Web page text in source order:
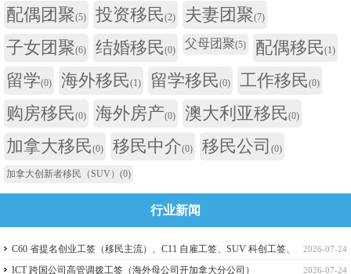
配偶团聚(5) 投资移民(2) 夫妻团聚(7)
子女团聚(6) 结婚移民(0) 父母团聚(5) 配偶移民(1)
留学(0) 海外移民(1) 留学移民(0) 工作移民(0)
购房移民(0) 海外房产(0) 澳大利亚移民(0)
加拿大移民(0) 移民中介(0) 移民公司 (0)
加拿大创新者移民（SUV） (0)
行业新闻
2026-07-24
C60 省提名创业工签（移民主流）、C11 自雇工签、SUV 科创工签、
ICT 跨国高管工签比较
2026-07-24
ICT 跨国公司高管调拨工签（海外母公司开加拿大分公司）